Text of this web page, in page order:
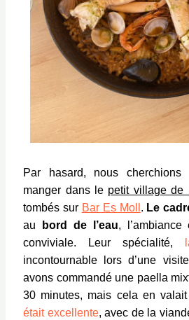
Par hasard, nous cherchions
manger dans le petit village de
tombés sur Bar Es Moll . Le
au
bord de l’eau,
conviviale. Leur spécialité,
incontournable lors d’une
avons commandé une paella
30 minutes, mais cela en
était excellente, avec de la